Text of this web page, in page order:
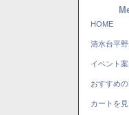
HOME
清水台平
イベント案
おすすめ
カートを見